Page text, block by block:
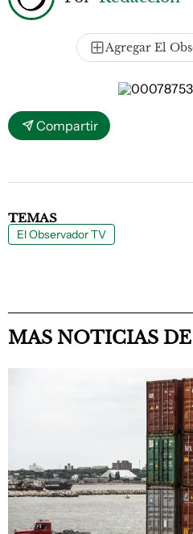
Agregar El
Compartir
TEMAS
El Observador TV
MAS NOTICIAS